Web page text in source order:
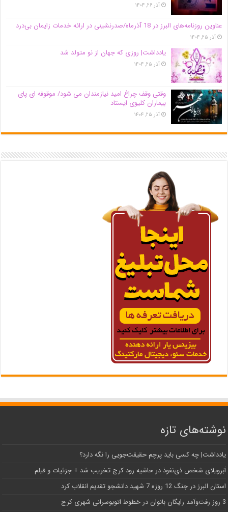
آذر ۲۶, ۱۴۰۴
عناوین روزنامه‌های البرز در ‌18 آذرماه/صدرنشینی در ارائه خدمات زایمان بی‌درد
آذر ۲۵, ۱۴۰۴
یادداشت| روزی که جهان از نو متولد شد
آذر ۲۵, ۱۴۰۴
وقتی وقف چراغ امید نیازمندان می شود/ موقوفه ای پای
بیماران کلیوی ایستاد
آذر ۲۵, ۱۴۰۴
نوشته‌های تازه
یادداشت| ‌چه کسی باید پرچم حقیقت‌جویی را نگه دارد؟
اَبَر‌ویلای شخص ذی‌نفوذ در حاشیه‌ رود کرج تخریب شد + جزئیات و فیلم
استان البرز در جنگ 12 روزه 7 شهید دانشجو تقدیم انقلاب کرد
3 روز رفت‌وآمد رایگان بانوان در خطوط اتوبوسرانی شهری کرج